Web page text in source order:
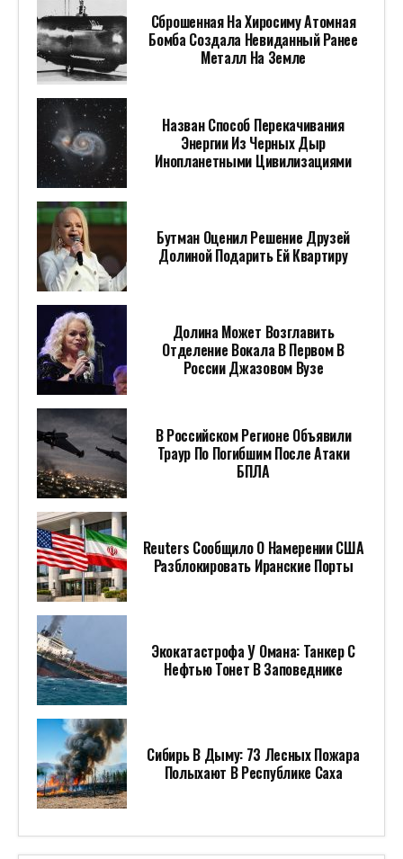
Сброшенная На Хиросиму Атомная
Бомба Создала Невиданный Ранее
Металл На Земле
Назван Способ Перекачивания
Энергии Из Черных Дыр
Инопланетными Цивилизациями
Бутман Оценил Решение Друзей
Долиной Подарить Ей Квартиру
Долина Может Возглавить
Отделение Вокала В Первом В
России Джазовом Вузе
В Российском Регионе Объявили
Траур По Погибшим После Атаки
БПЛА
Reuters Сообщило О Намерении США
Разблокировать Иранские Порты
Экокатастрофа У Омана: Танкер С
Нефтью Тонет В Заповеднике
Сибирь В Дыму: 73 Лесных Пожара
Полыхают В Республике Саха